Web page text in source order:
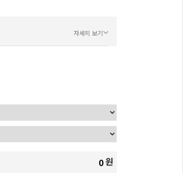
자세히 보기
0원